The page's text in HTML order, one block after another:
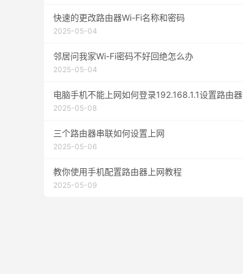
快速的更改路由器Wi-Fi名称和密码
2025-05-04
邻居问我家Wi-Fi密码不好回绝怎么办
2025-05-04
电脑手机不能上网如何登录192.168.1.1设置路由器
2025-05-08
三个路由器串联如何设置上网
2025-05-06
教你使用手机配置路由器上网教程
2025-05-09